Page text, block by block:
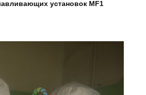
установок MF1